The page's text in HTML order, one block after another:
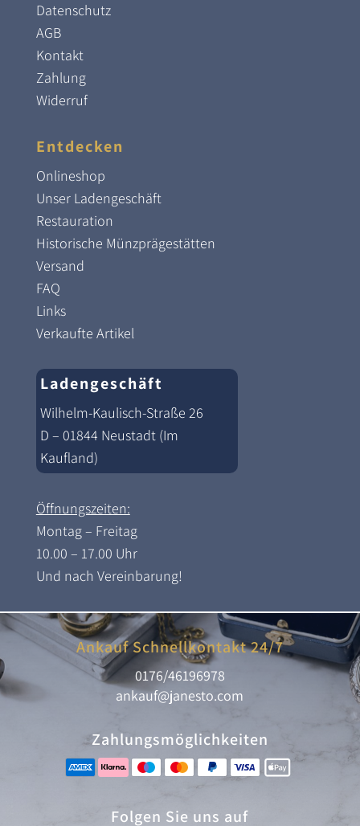
Datenschutz
AGB
Kontakt
Zahlung
Widerruf
Entdecken
Onlineshop
Unser Ladengeschäft
Restauration
Historische Münzprägestätten
Versand
FAQ
Links
Verkaufte Artikel
Ladengeschäft
Wilhelm-Kaulisch-Straße 26
D – 01844 Neustadt (Im
Kaufland)
Öffnungszeiten:
Montag – Freitag
10.00 – 17.00 Uhr
Und nach Vereinbarung!
Ankauf Schnellkontakt 24/7
0176/46196978
ankauf@janesto.com
Zahlungsmöglichkeiten
Folgen Sie uns auf